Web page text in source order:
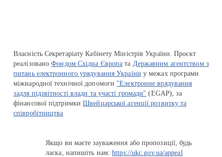
Власність Секретаріату Кабінету Міністрів України. Проєкт
реалізованоФондом Східна Європа та Державним агентством з
питань електронного урядування України у межах програми
міжнародної технічної допомоги "Електронне врядування
задля підзвітності влади та участі громади" (EGAP), за
фінансової підтримкиШвейцарської агенції розвитку та
співробітництва
Якщо ви маєте зауваження або пропозиції, будь
ласка, напишіть нам:https://ukc.gov.ua/appeal